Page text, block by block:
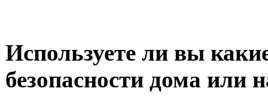
Используете ли вы
безопасности дома или